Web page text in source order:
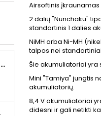
"PREMIUM" 6 MM AIRSOFT ŠRATAI 0,20 G - 1000 ŠOVINIŲ, BE UŽSTRIGIMO, ŠAUDYMAS TIESIAI
Airsoftinis
2 dalių "Nunchaku"
standartinis 1 dalies
NiMH arba Ni-MH
talpos nei
Šie akumuliatoriai yra
Mini "Tamiya" jungtis
akumuliatorių.
8,4 V akumuliatoriai
didesni ir gali netikti